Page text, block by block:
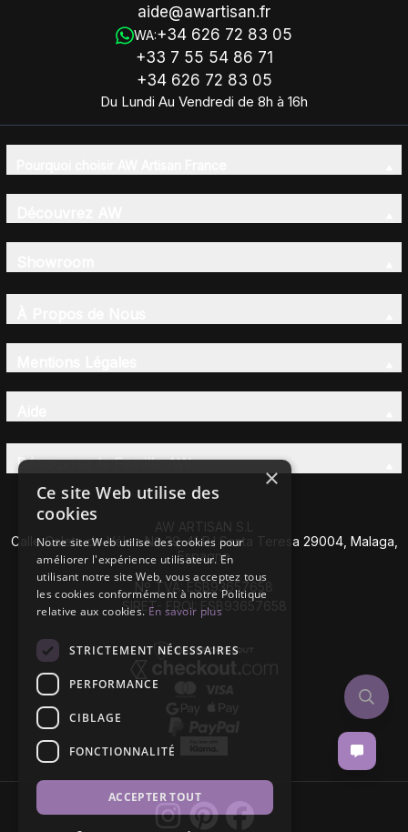
aide@awartisan.fr
WA:+34 626 72 83 05
+33 7 55 54 86 71
+34 626 72 83 05
Du Lundi Au Vendredi de 8h à 16h
Découvrez la Famille AW
AW ARTISAN S.L
Calle Caleta de Vélez Nº 39-41 P.I Santa Teresa 29004, Malaga,
Espagne
Nº TVA: ESB93657658
SIRET- EROI: ESB93657658
×
Ce site Web utilise des
cookies
Notre site Web utilise des cookies pour
améliorer l'expérience utilisateur. En
utilisant notre site Web, vous acceptez tous
les cookies conformément à notre Politique
relative aux cookies.En savoir plus
STRICTEMENT NÉCESSAIRES
PERFORMANCE
CIBLAGE
FONCTIONNALITÉ
ACCEPTER TOUT